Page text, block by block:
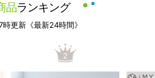
品ランキング
更新《最新24時間》
2